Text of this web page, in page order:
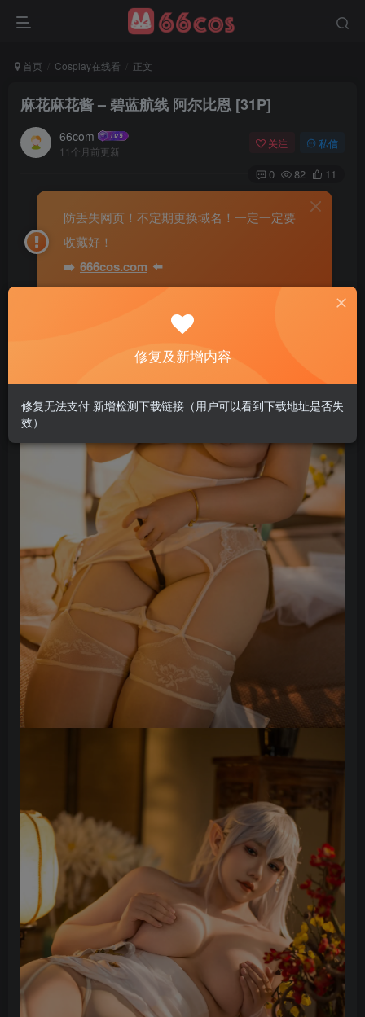
首页 Cosplay在线看 正文
麻花麻花酱 – 碧蓝航线 阿尔比恩 [31P]
66com
11个月前更新
关注 私信
0 82 11
防丢失网页！不定期更换域名！一定一定要
收藏好！
➡️ 666cos.com ⬅️
修复及新增内容
修复无法支付 新增检测下载链接（用户可以看到下载地址是否失
效）